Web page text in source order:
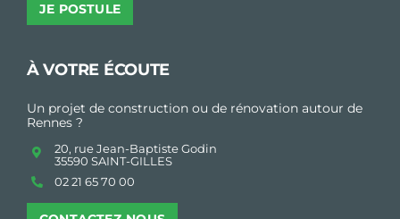
JE POSTULE
À VOTRE ÉCOUTE
Un projet de construction ou de rénovation autour de
Rennes ?
20, rue Jean-Baptiste Godin
35590 SAINT-GILLES
02 21 65 70 00